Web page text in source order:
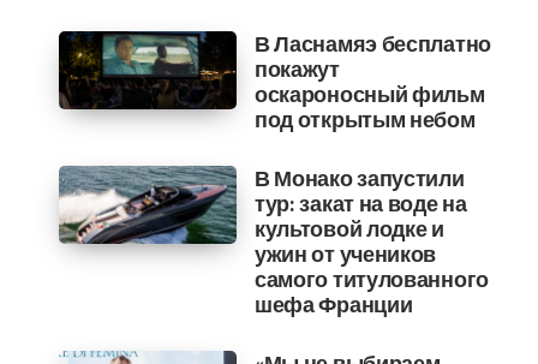
В Ласнамяэ бесплатно
покажут
оскароносный фильм
под открытым небом
В Монако запустили
тур: закат на воде на
культовой лодке и
ужин от учеников
самого титулованного
шефа Франции